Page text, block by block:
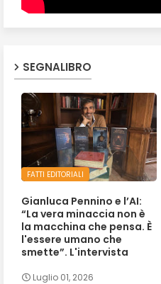
SEGNALIBRO
FATTI EDITORIALI
Gianluca Pennino e l’AI:
“La vera minaccia non è
la macchina che pensa. È
l'essere umano che
smette”. L'intervista
Luglio 01, 2026